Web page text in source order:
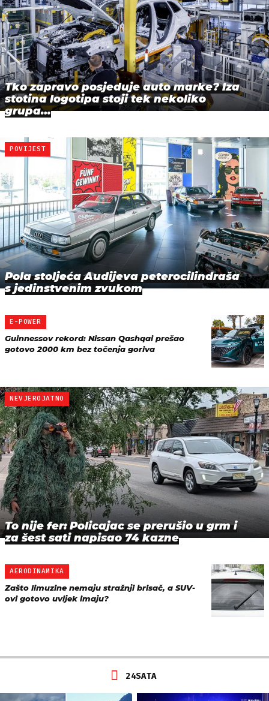
Tko zapravo posjeduje auto marke? Iza
stotina logotipa stoji tek nekoliko
grupa…
POVIJEST
Pola stoljeća Audijeva peterocilindraša
s jedinstvenim zvukom
E-POWER
Guinnessov rekord: Nissan Qashqai prešao
gotovo 2000 km bez točenja goriva
NEVJEROJATNO
To nije fer: Policajac se prerušio u grm i
za šest sati napisao 74 kazne
AERODINAMIKA
Zašto limuzine nemaju stražnji brisač, a SUV-
ovi gotovo uvijek imaju?